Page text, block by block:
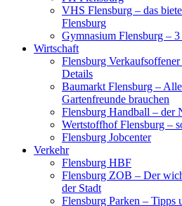
VHS Flensburg – das
Flensburg
Gymnasium Flensburg –
Wirtschaft
Flensburg
Details
Baumarkt Flensburg –
Gartenfreunde brauchen
Flensburg Handball – der
Wertstoffhof Flensburg –
Flensburg Jobcenter
Verkehr
Flensburg HBF
Flensburg ZOB – Der
der Stadt
Flensburg Parken – Tipps